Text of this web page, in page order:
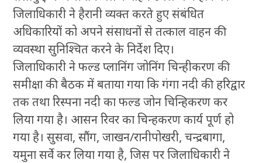
जिलाधिकारी ने हैरानी व्यक्त करते हुए संबंधित
अधिकारियों को अपने संसाधनों से तत्काल वाहन की
व्यवस्था सुनिश्चित करने के निर्देश दिए।
जिलाधिकारी ने फल्ड प्लानिंग जोनिंग चिन्हीकरण की
समीक्षा की बैठक में बताया गया कि गंगा नदी की हरिद्वार
तक तथा रिस्पना नदी का फल्ड जोन चिन्हिकरण कर
लिया गया है। आसन रिवर का चिन्हकरण कार्य पूर्ण हो
गया है। सुसवा, सौंग, जाखन/रानीपोखरी, चन्द्रबागा,
यमुना सर्वे कर लिया गया है, जिस पर जिलाधिकारी ने